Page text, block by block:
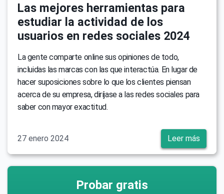
Las mejores herramientas para
estudiar la actividad de los
usuarios en redes sociales 2024
La gente comparte online sus opiniones de todo,
incluidas las marcas con las que interactúa. En lugar de
hacer suposiciones sobre lo que los clientes piensan
acerca de su empresa, diríjase a las redes sociales para
saber con mayor exactitud.
27 enero 2024 Leer más
Probar gratis